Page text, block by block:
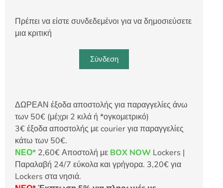
Πρέπει να είστε συνδεδεμένοι για να δημοσιεύσετε
μια κριτική
Σύνδεση
ΔΩΡΕΑΝ έξοδα αποστολής για παραγγελίες άνω
των 50€ (μέχρι 2 κιλά ή *ογκομετρικό)
3€ έξοδα αποστολής με courier για παραγγελίες
κάτω των 50€.
ΝΕΟ* 2,60€ Αποστολή με BOX NOW Lockers |
Παραλαβή 24/7 εύκολα και γρήγορα. 3,20€ για
Lockers στα νησιά.